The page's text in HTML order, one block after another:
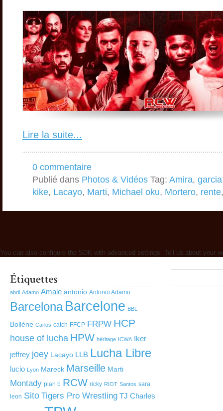
Lire la suite...
0 commentaire
Publié dans Photos & Vidéos Tag: Amira, garcia
kike, Lacayo, Marti, Michael oku, Mortero, rente
You can also configure the SDK with advanced settings. Tell us about your
abril Adamo Amale antonio Antonio Adamo
Barcelona Barcelone BBL
Bollène Carlos catch FFCP FRPW HCP
house of lucha HPW héritage ICWA Iker
jeffrey joey Lacayo LLB Lucha Libre
lucio Lyon Mareck Marseille Marti
Montady plan b RCW ricky RIOT Santos sara
leon Sito Tigers Pro Wrestling TJ Charles